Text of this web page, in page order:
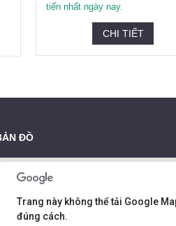
tiến nhất ngày nay.
CHI TIẾT
ĐỒ